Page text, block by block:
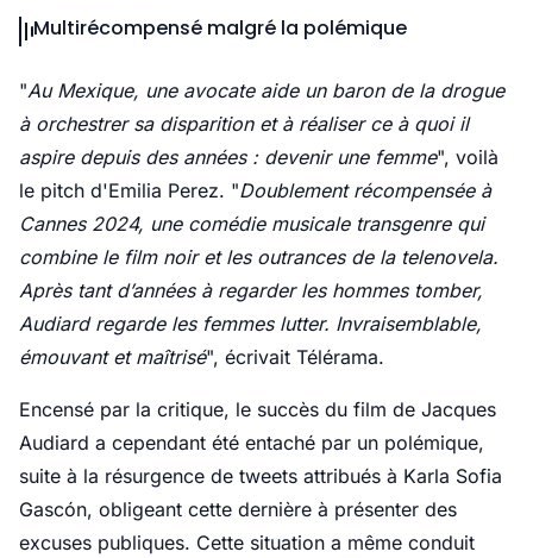
Multirécompensé malgré la polémique
"Au Mexique, une avocate aide un baron de la drogue
à orchestrer sa disparition et à réaliser ce à quoi il
aspire depuis des années : devenir une femme", voilà
le pitch d'Emilia Perez. "Doublement récompensée à
Cannes 2024, une comédie musicale transgenre qui
combine le film noir et les outrances de la telenovela.
Après tant d’années à regarder les hommes tomber,
Audiard regarde les femmes lutter. Invraisemblable,
émouvant et maîtrisé", écrivait Télérama.
Encensé par la critique, le succès du film de Jacques
Audiard a cependant été entaché par un polémique,
suite à la résurgence de tweets attribués à Karla Sofia
Gascón, obligeant cette dernière à présenter des
excuses publiques. Cette situation a même conduit